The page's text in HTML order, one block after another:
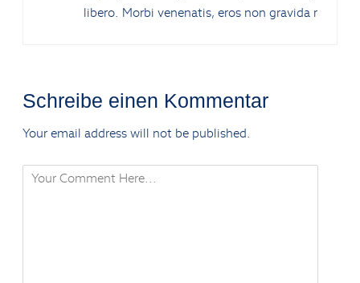
libero. Morbi venenatis, eros non gravida r
Schreibe einen Kommentar
Your email address will not be published.